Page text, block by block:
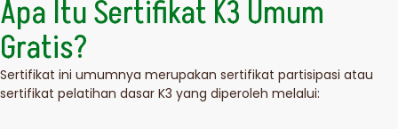
Apa Itu Sertifikat K3 Umum
Gratis?
Sertifikat ini umumnya merupakan sertifikat partisipasi atau
sertifikat pelatihan dasar K3 yang diperoleh melalui: